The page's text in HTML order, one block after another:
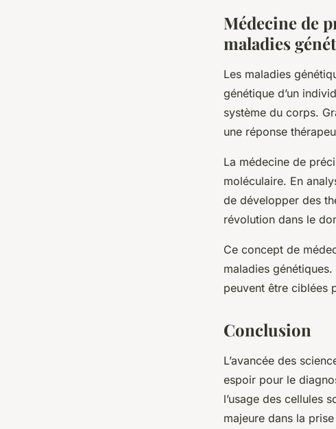
Médecine de
maladies
Les maladies
génétique d’un
système du corps.
une réponse
La médecine de
moléculaire. En
de développer des
révolution dans le
Ce concept de
maladies
peuvent être ciblées
Conclusion
L’avancée des
espoir pour le
l’usage des cellules
majeure dans la